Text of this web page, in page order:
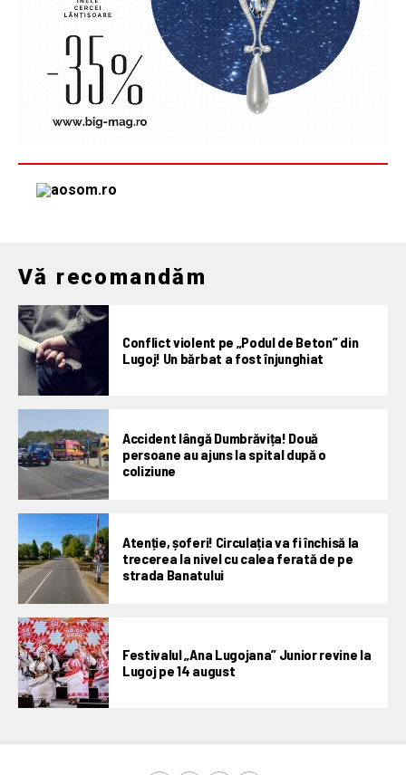
Vă recomandăm
Conflict violent pe „Podul de Beton” din
Lugoj! Un bărbat a fost înjunghiat
Accident lângă Dumbrăvița! Două
persoane au ajuns la spital după o
coliziune
Atenție, șoferi! Circulația va fi închisă la
trecerea la nivel cu calea ferată de pe
strada Banatului
Festivalul „Ana Lugojana” Junior revine la
Lugoj pe 14 august